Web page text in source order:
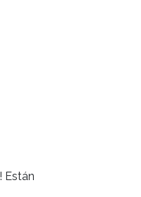
Están